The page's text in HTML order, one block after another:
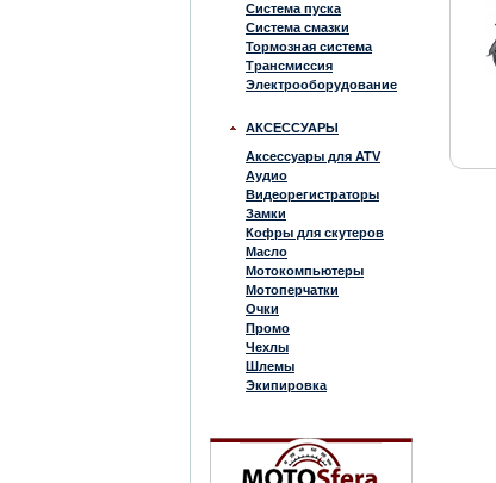
Система пуска
Система смазки
Тормозная система
Трансмиссия
Электрооборудование
АКСЕССУАРЫ
Аксессуары для ATV
Аудио
Видеорегистраторы
Замки
Кофры для скутеров
Масло
Мотокомпьютеры
Мотоперчатки
Очки
Промо
Чехлы
Шлемы
Экипировка